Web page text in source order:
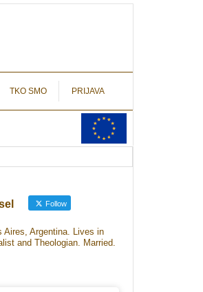
TKO SMO PRIJAVA
Follow
Aires, Argentina. Lives in
and Theologian. Married.